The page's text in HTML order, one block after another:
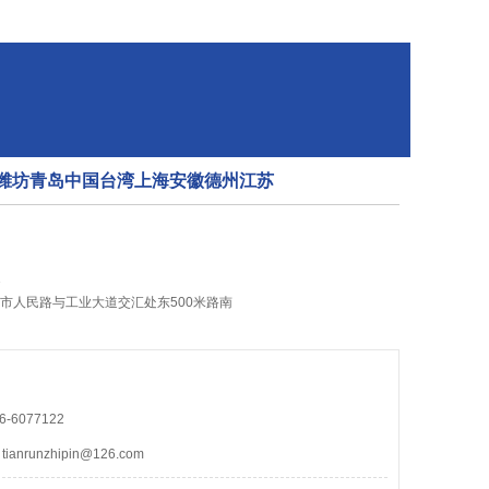
坊青岛中国台湾上海安徽德州江苏
人民路与工业大道交汇处东500米路南
6077122